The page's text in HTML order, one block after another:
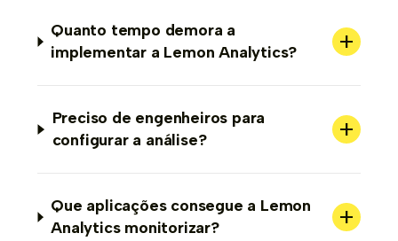
Quanto tempo demora a
implementar a Lemon Analytics?
+
Preciso de engenheiros para
configurar a análise?
+
Que aplicações consegue a Lemon
Analytics monitorizar?
+